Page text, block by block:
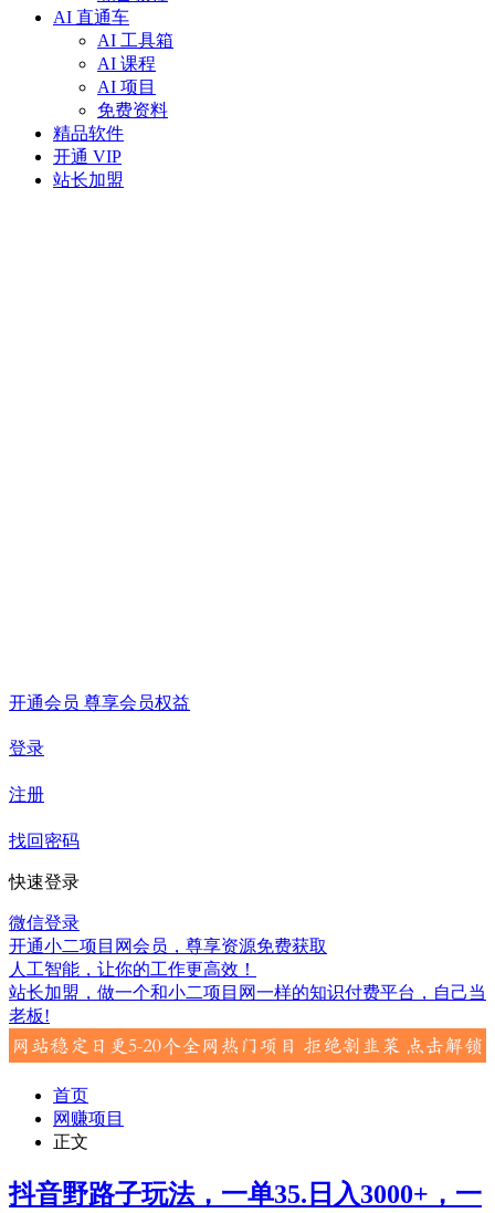
AI 直通车
AI 工具箱
AI 课程
AI 项目
免费资料
精品软件
开通 VIP
站长加盟
开通会员 尊享会员权益
登录
注册
找回密码
快速登录
微信登录
开通小二项目网会员，尊享资源免费获取
人工智能，让你的工作更高效！
站长加盟，做一个和小二项目网一样的知识付费平台，自己当
老板!
首页
网赚项目
正文
抖音野路子玩法，一单35.日入3000+，一